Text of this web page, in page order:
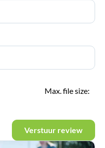
Max. file size:
Verstuur review